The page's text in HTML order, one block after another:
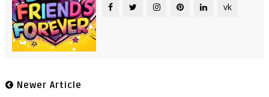
vk
Newer Article